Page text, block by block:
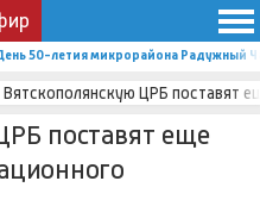
50-летия микрорайона Радужный
Вятскополянскую ЦРБ поставят
поставят еще